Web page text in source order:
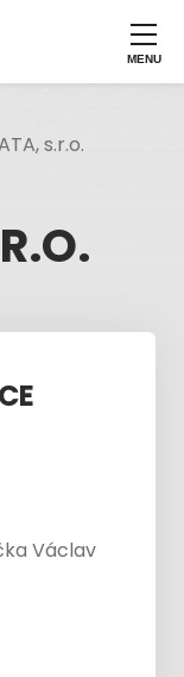
s.r.o.
Václav